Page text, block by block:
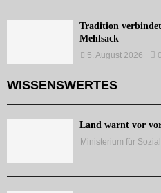
Tradition
Mehlsack
5. August 2026 0
WISSENSWERTES
Land warnt vor
Ministerium für